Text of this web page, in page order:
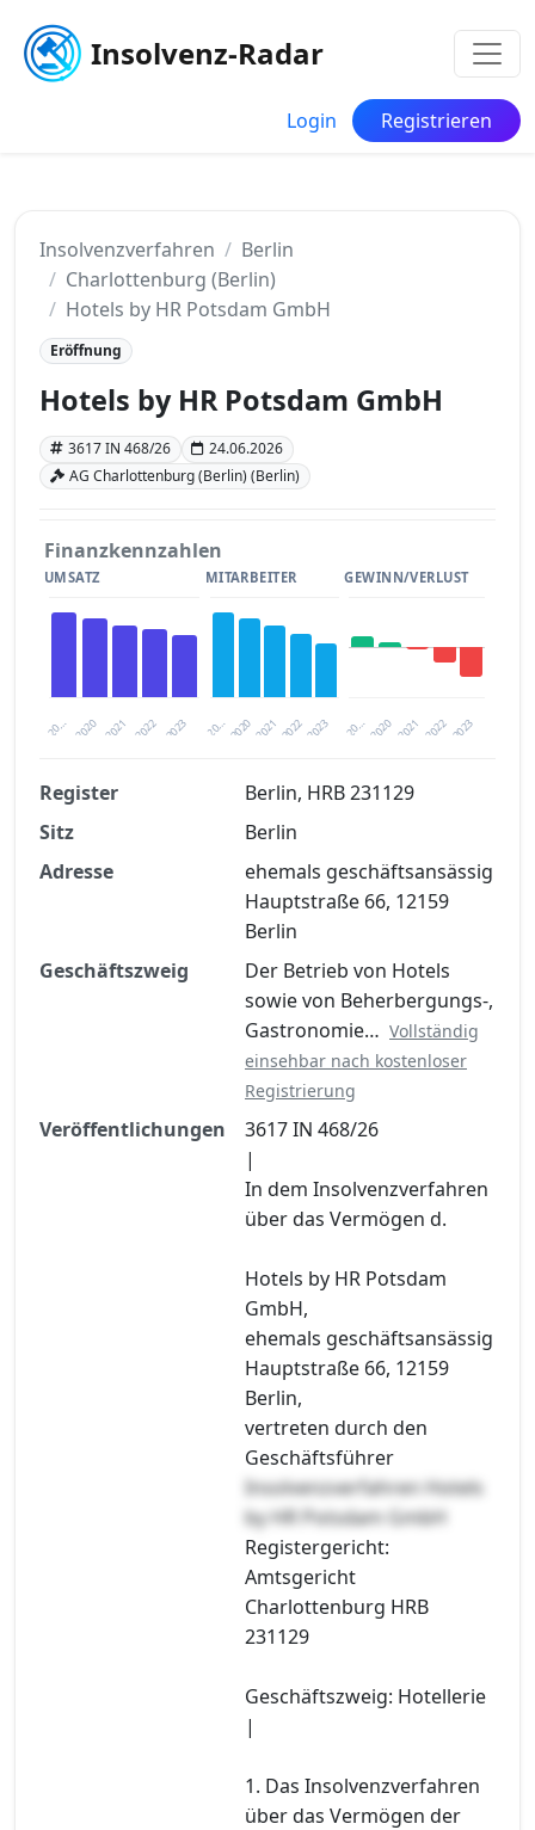
Insolvenz-Radar
Login Registrieren
Insolvenzverfahren
Berlin
Charlottenburg (Berlin)
Hotels by HR Potsdam GmbH
Eröffnung
Hotels by HR Potsdam GmbH
3617 IN 468/26
24.06.2026
AG Charlottenburg (Berlin) (Berlin)
Finanzkennzahlen
UMSATZ
20… 2021 2023
2020 2022
MITARBEITER
20… 2021 2023
2020 2022
GEWINN/VERLUST
20… 2021 2023
2020 2022
Finanzkennzahlen nach kostenloser
Registrierung verfügbar
Jetzt kostenlos registrieren
Register
Berlin, HRB 231129
Sitz
Berlin
Adresse
ehemals geschäftsansässig
Hauptstraße 66, 12159
Berlin
Geschäftszweig
Der Betrieb von Hotels
sowie von Beherbergungs-,
Gastronomie… Vollständig
einsehbar nach kostenloser
Registrierung
Veröffentlichungen
3617 IN 468/26
|
In dem Insolvenzverfahren
über das Vermögen d.
Hotels by HR Potsdam
GmbH,
ehemals geschäftsansässig
Hauptstraße 66, 12159
Berlin,
vertreten durch den
Geschäftsführer
Insolvenzverfahren Hotels
by HR Potsdam GmbH
Registergericht:
Amtsgericht
Charlottenburg HRB
231129
Geschäftszweig: Hotellerie
|
1. Das Insolvenzverfahren
über das Vermögen der